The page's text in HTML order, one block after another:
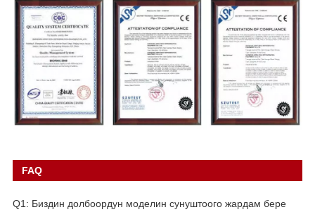
FAQ
Q1: Биздин долбоордун моделин сунуштоого жардам бере